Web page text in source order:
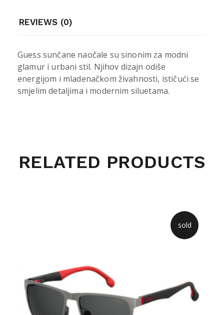
REVIEWS (0)
Guess sunčane naočale su sinonim za modni
glamur i urbani stil. Njihov dizajn odiše
energijom i mladenačkom živahnosti, ističući se
smjelim detaljima i modernim siluetama.
RELATED PRODUCTS
sold